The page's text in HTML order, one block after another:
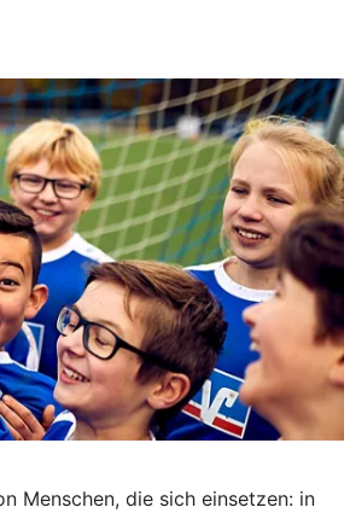
Menschen, die sich einsetzen: in